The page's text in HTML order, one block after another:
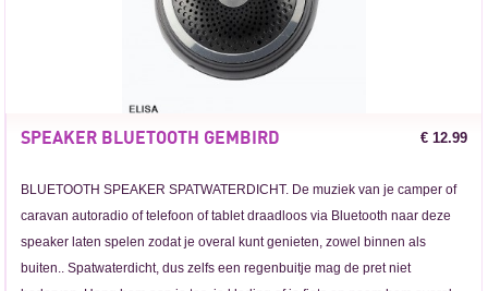
SPEAKER BLUETOOTH GEMBIRD € 12.99
BLUETOOTH SPEAKER SPATWATERDICHT. De muziek van je camper of
caravan autoradio of telefoon of tablet draadloos via Bluetooth naar deze
speaker laten spelen zodat je overal kunt genieten, zowel binnen als
buiten.. Spatwaterdicht, dus zelfs een regenbuitje mag de pret niet